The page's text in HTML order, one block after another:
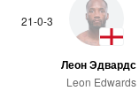
21-0-3
Леон Эдвардс
Leon Edwards